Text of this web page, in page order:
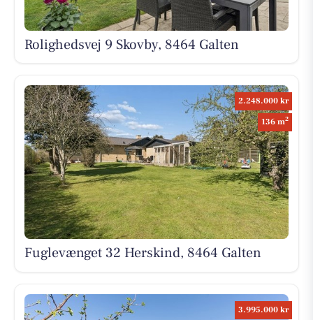
Rolighedsvej 9 Skovby, 8464 Galten
2.248.000 kr
136 m2
Fuglevænget 32 Herskind, 8464 Galten
3.995.000 kr